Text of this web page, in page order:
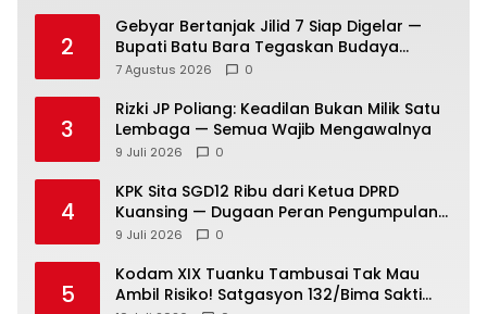
2
Gebyar Bertanjak Jilid 7 Siap Digelar —
Bupati Batu Bara Tegaskan Budaya
Melayu Harus Tetap Hidup
7 Agustus 2026 0
3
Rizki JP Poliang: Keadilan Bukan Milik Satu
Lembaga — Semua Wajib Mengawalnya
9 Juli 2026 0
4
KPK Sita SGD12 Ribu dari Ketua DPRD
Kuansing — Dugaan Peran Pengumpulan
Dana Alih Fungsi Hutan Diusut
9 Juli 2026 0
5
Kodam XIX Tuanku Tambusai Tak Mau
Ambil Risiko! Satgasyon 132/Bima Sakti